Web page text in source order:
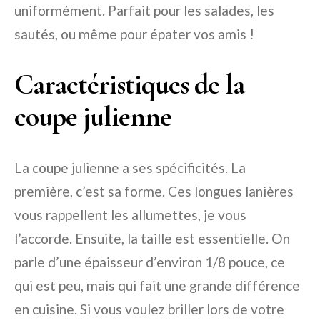
uniformément. Parfait pour les salades, les
sautés, ou même pour épater vos amis !
Caractéristiques de la
coupe julienne
La coupe julienne a ses spécificités. La
première, c’est sa forme. Ces longues lanières
vous rappellent les allumettes, je vous
l’accorde. Ensuite, la taille est essentielle. On
parle d’une épaisseur d’environ 1/8 pouce, ce
qui est peu, mais qui fait une grande différence
en cuisine. Si vous voulez briller lors de votre